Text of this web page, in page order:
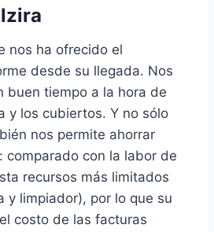
nos ha ofrecido el
desde su llegada. Nos
buen tiempo a la hora de
y los cubiertos. Y no sólo
nos permite ahorrar
comparado con la labor de
recursos más limitados
y limpiador), por lo que su
costo de las facturas